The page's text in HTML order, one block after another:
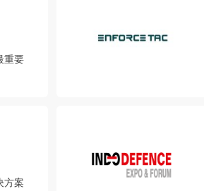
重要
方案